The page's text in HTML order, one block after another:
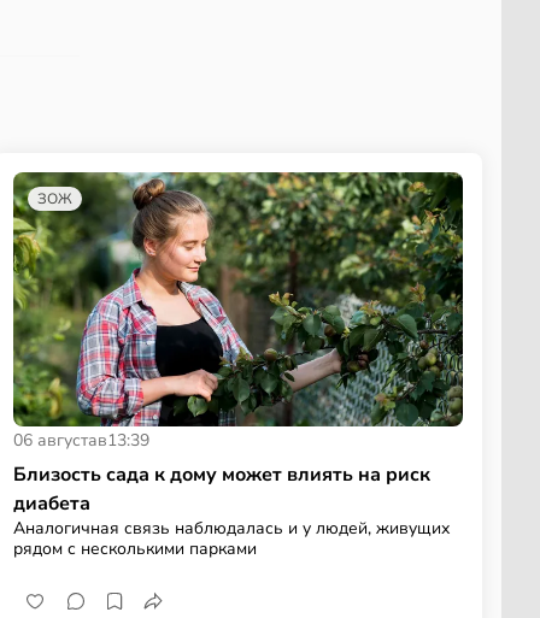
ЗОЖ
06 августав13:39
Близость сада к дому может влиять на риск
диабета
Аналогичная связь наблюдалась и у людей, живущих
рядом с несколькими парками